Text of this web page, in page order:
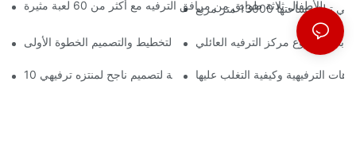
13000 متر مربع
بدء مشروع مركز الترفيه العائلي
10 مبادئ أساسية لتصميم ناجح لمنتزه ترفيهيالترفيهية وكيفية التغلب عليها